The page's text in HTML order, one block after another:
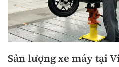
Sản lượng xe máy tại